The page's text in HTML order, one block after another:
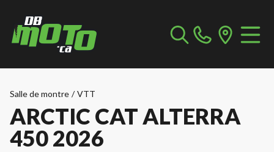
Salle de montre / VTT
ARCTIC CAT ALTERRA
450 2026